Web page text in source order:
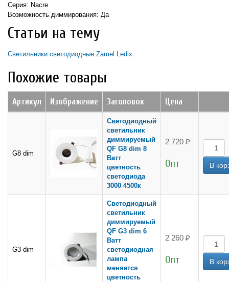
Серия: Nacre
Возможность диммирования: Да
Статьи на тему
Светильники светодиодные Zamel Ledix
Похожие товары
Артикул Изображение Заголовок Цена
G8 dim
Светодиодный
светильник
диммируемый
QF G8 dim 8
Ватт
цветность
светодиода
3000 4500к
2 720 ₽
Опт
G3 dim
Светодиодный
светильник
диммируемый
QF G3 dim 6
Ватт
светодиодная
лампа
меняется
цветность
2 260 ₽
Опт